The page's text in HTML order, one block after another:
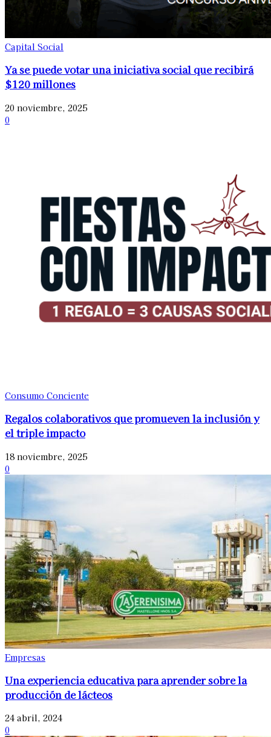
Capital Social
Ya se puede votar una iniciativa social que recibirá
$120 millones
20 noviembre, 2025
0
Consumo Conciente
Regalos colaborativos que promueven la inclusión y
el triple impacto
18 noviembre, 2025
0
Empresas
Una experiencia educativa para aprender sobre la
producción de lácteos
24 abril, 2024
0